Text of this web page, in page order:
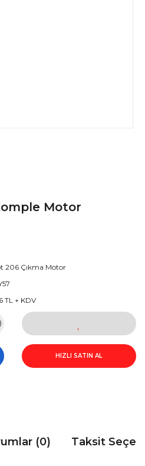
Motor
206 Çıkma Motor
TL + KDV
HIZLI SATIN AL
(0) Taksit